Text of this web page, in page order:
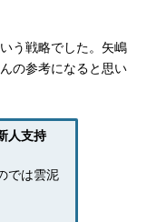
う戦略でした。矢嶋
の参考になると思い
人支持
では雲泥